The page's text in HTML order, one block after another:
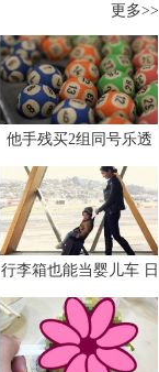
更多>>
他手残买2组同号乐透
万
行李箱也能当婴儿车 日